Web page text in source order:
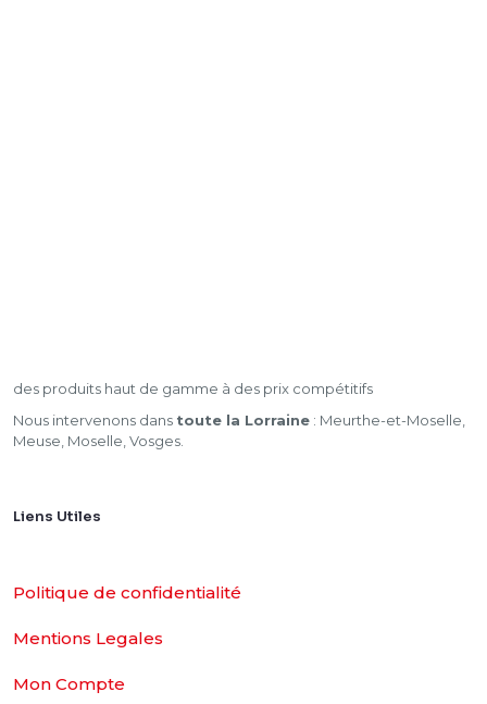
des produits haut de gamme à des prix compétitifs
Nous intervenons dans toute la Lorraine : Meurthe-et-Moselle,
Meuse, Moselle, Vosges.
Liens Utiles
Politique de confidentialité
Mentions Legales
Mon Compte